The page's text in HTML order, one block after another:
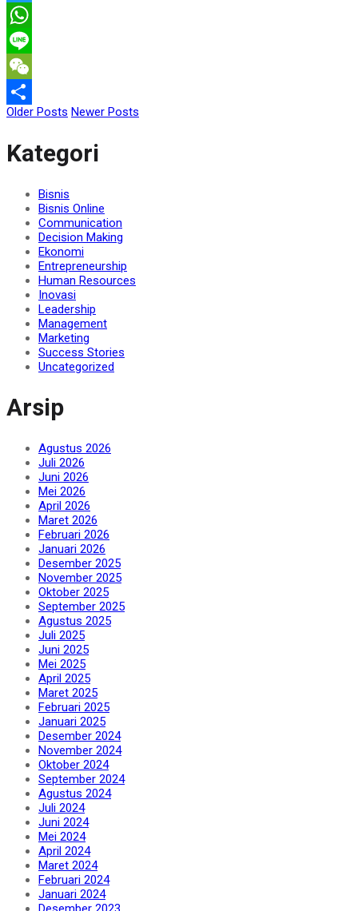
Twitter
WhatsApp
Line
WeChat
Share
Older Posts Newer Posts
Kategori
Bisnis
Bisnis Online
Communication
Decision Making
Ekonomi
Entrepreneurship
Human Resources
Inovasi
Leadership
Management
Marketing
Success Stories
Uncategorized
Arsip
Agustus 2026
Juli 2026
Juni 2026
Mei 2026
April 2026
Maret 2026
Februari 2026
Januari 2026
Desember 2025
November 2025
Oktober 2025
September 2025
Agustus 2025
Juli 2025
Juni 2025
Mei 2025
April 2025
Maret 2025
Februari 2025
Januari 2025
Desember 2024
November 2024
Oktober 2024
September 2024
Agustus 2024
Juli 2024
Juni 2024
Mei 2024
April 2024
Maret 2024
Februari 2024
Januari 2024